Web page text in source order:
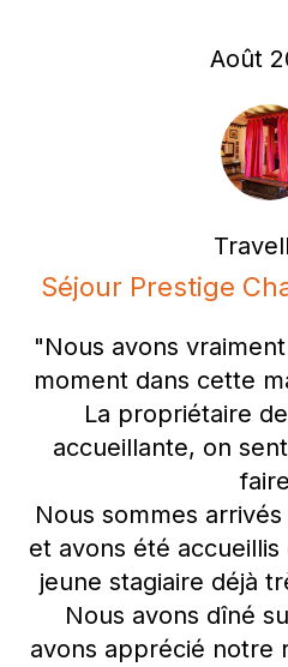
Août
Séjour Prestige
"Nous avons
moment dans cette
La propriétaire
accueillante, on
Nous sommes
et avons été
jeune stagiaire déjà
Nous avons dîné
avons apprécié notre